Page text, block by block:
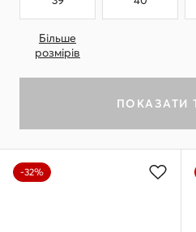
Більше
розмірів
ПОКАЗАТИ
-32%